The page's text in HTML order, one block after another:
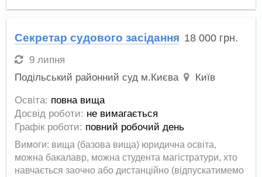
Секретар судового засідання 18 000 грн.
9 липня
Подільський районний суд м.Києва
Київ
Освіта: повна вища
Досвід роботи: не вимагається
Графік роботи: повний робочий день
Вимоги: вища (базова вища) юридична освіта,
можна бакалавр, можна студента магістратури, хто
навчається заочно або дистанційно (відпускатимемо